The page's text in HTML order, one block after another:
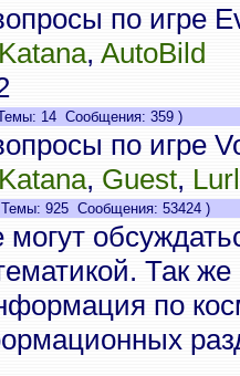
по игре
Katana, AutoBild
14 Сообщения: 359 )
по игре
Katana, Guest,
925 Сообщения: 53424 )
могут
Так
по